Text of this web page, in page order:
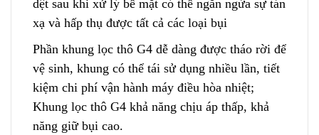
dệt sau khi xử lý bề mặt có thể ngăn ngừa sự tán
xạ và hấp thụ được tất cả các loại bụi
Phần khung lọc thô G4 dễ dàng được tháo rời để
vệ sinh, khung có thể tái sử dụng nhiều lần, tiết
kiệm chi phí vận hành máy điều hòa nhiệt;
Khung lọc thô G4 khả năng chịu áp thấp, khả
năng giữ bụi cao.